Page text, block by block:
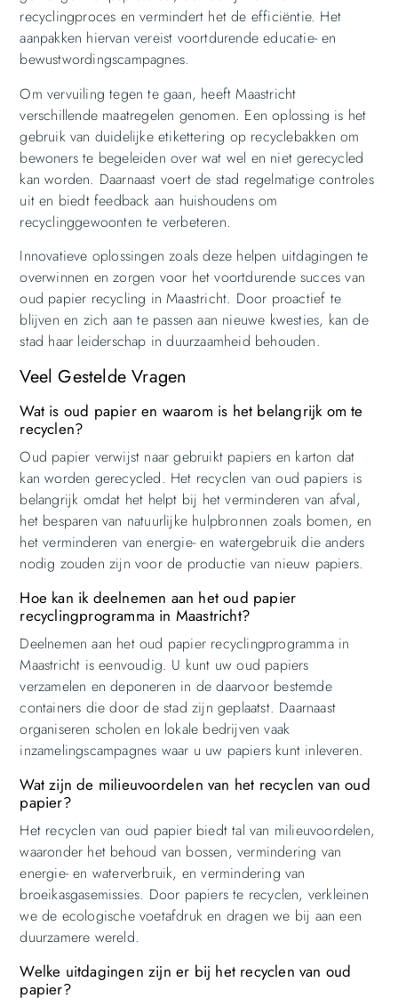
recyclingproces en vermindert het de efficiëntie. Het
aanpakken hiervan vereist voortdurende educatie- en
bewustwordingscampagnes.
Om vervuiling tegen te gaan, heeft Maastricht
verschillende maatregelen genomen. Een oplossing is het
gebruik van duidelijke etikettering op recyclebakken om
bewoners te begeleiden over wat wel en niet gerecycled
kan worden. Daarnaast voert de stad regelmatige controles
uit en biedt feedback aan huishoudens om
recyclinggewoonten te verbeteren.
Innovatieve oplossingen zoals deze helpen uitdagingen te
overwinnen en zorgen voor het voortdurende succes van
oud papier recycling in Maastricht. Door proactief te
blijven en zich aan te passen aan nieuwe kwesties, kan de
stad haar leiderschap in duurzaamheid behouden.
Veel Gestelde Vragen
Wat is oud papier en waarom is het belangrijk om te
recyclen?
Oud papier verwijst naar gebruikt papiers en karton dat
kan worden gerecycled. Het recyclen van oud papiers is
belangrijk omdat het helpt bij het verminderen van afval,
het besparen van natuurlijke hulpbronnen zoals bomen, en
het verminderen van energie- en watergebruik die anders
nodig zouden zijn voor de productie van nieuw papiers.
Hoe kan ik deelnemen aan het oud papier
recyclingprogramma in Maastricht?
Deelnemen aan het oud papier recyclingprogramma in
Maastricht is eenvoudig. U kunt uw oud papiers
verzamelen en deponeren in de daarvoor bestemde
containers die door de stad zijn geplaatst. Daarnaast
organiseren scholen en lokale bedrijven vaak
inzamelingscampagnes waar u uw papiers kunt inleveren.
Wat zijn de milieuvoordelen van het recyclen van oud
papier?
Het recyclen van oud papier biedt tal van milieuvoordelen,
waaronder het behoud van bossen, vermindering van
energie- en waterverbruik, en vermindering van
broeikasgasemissies. Door papiers te recyclen, verkleinen
we de ecologische voetafdruk en dragen we bij aan een
duurzamere wereld.
Welke uitdagingen zijn er bij het recyclen van oud
papier?